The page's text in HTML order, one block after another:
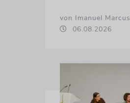
von Imanuel Marcus
06.08.2026